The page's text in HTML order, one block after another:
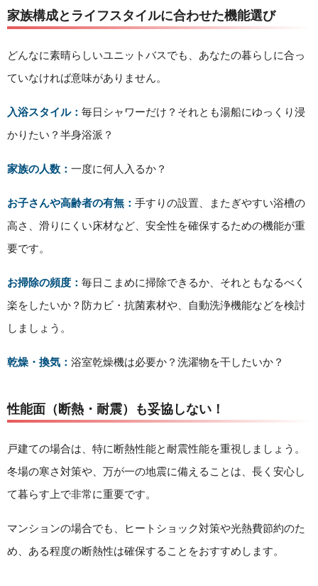
家族構成とライフスタイルに合わせた機能選び
どんなに素晴らしいユニットバスでも、あなたの暮らしに合っ
ていなければ意味がありません。
入浴スタイル： 毎日シャワーだけ？それとも湯船にゆっくり浸
かりたい？半身浴派？
家族の人数： 一度に何人入るか？
お子さんや高齢者の有無： 手すりの設置、またぎやすい浴槽の
高さ、滑りにくい床材など、安全性を確保するための機能が重
要です。
お掃除の頻度： 毎日こまめに掃除できるか、それともなるべく
楽をしたいか？防カビ・抗菌素材や、自動洗浄機能などを検討
しましょう。
乾燥・換気： 浴室乾燥機は必要か？洗濯物を干したいか？
性能面（断熱・耐震）も妥協しない！
戸建ての場合は、特に断熱性能と耐震性能を重視しましょう。
冬場の寒さ対策や、万が一の地震に備えることは、長く安心し
て暮らす上で非常に重要です。
マンションの場合でも、ヒートショック対策や光熱費節約のた
め、ある程度の断熱性は確保することをおすすめします。